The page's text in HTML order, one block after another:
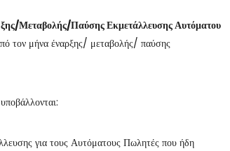
Μεταβολής/Παύσης ΕκμετάλλευσηςΑυτόματου
τον μήνα έναρξης/ μεταβολής/ παύσης
για τους Αυτόματους Πωλητές που ήδη